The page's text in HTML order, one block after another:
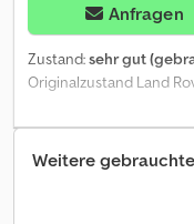
Anfragen
Zustand:sehr gut
Originalzustand Land
Speichenlenkrad
Overdrive-System
enthalten) Codpfx
elektrischer
vorn und hinten
Weitere